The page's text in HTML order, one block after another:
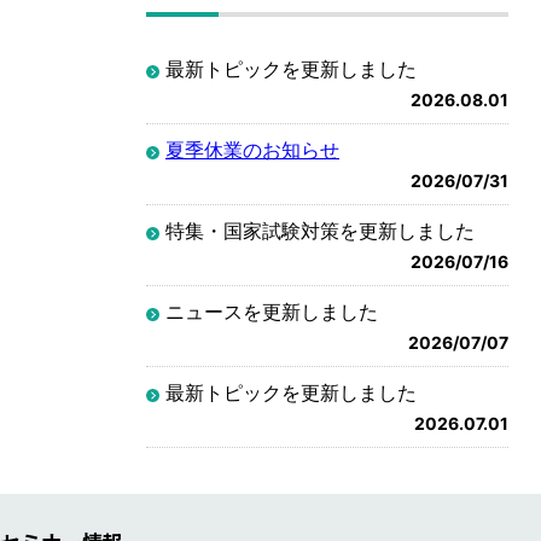
最新トピックを更新しました
2026.08.01
夏季休業のお知らせ
2026/07/31
特集・国家試験対策を更新しました
2026/07/16
ニュースを更新しました
2026/07/07
最新トピックを更新しました
2026.07.01